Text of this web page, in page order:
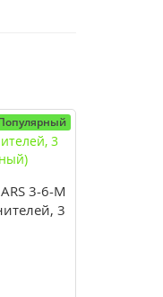
3-6-M
3